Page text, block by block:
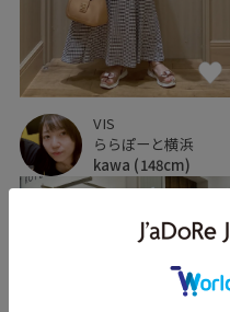
VIS
ららぽーと横浜
kawa (148cm)